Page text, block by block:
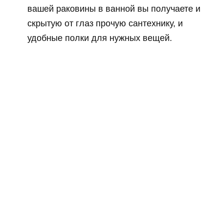
вашей раковины в ванной вы получаете и
скрытую от глаз прочую сантехнику, и
удобные полки для нужных вещей.